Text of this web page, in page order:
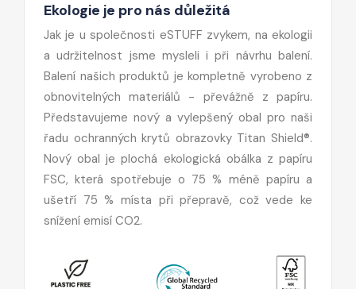
Ekologie je pro nás důležitá
Jak je u společnosti eSTUFF zvykem, na ekologii
a udržitelnost jsme mysleli i při návrhu balení.
Balení našich produktů je kompletně vyrobeno z
obnovitelných materiálů - převážně z papíru.
Představujeme nový a vylepšený obal pro naši
řadu ochranných krytů obrazovky Titan Shield®.
Nový obal je plochá ekologická obálka z papíru
FSC, která spotřebuje o 75 % méně papíru a
ušetří 75 % místa při přepravě, což vede ke
snížení emisí CO2.